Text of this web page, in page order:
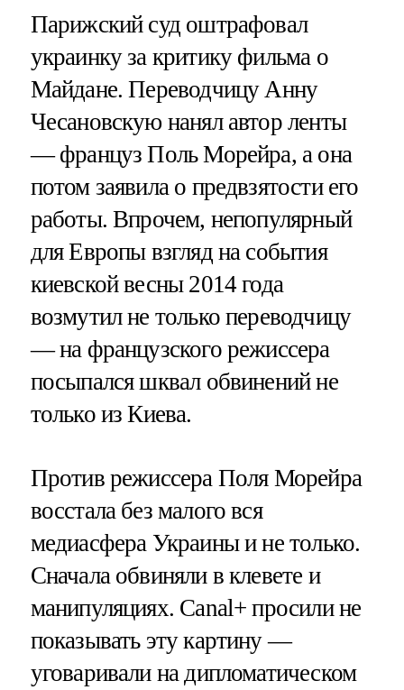
Парижский суд оштрафовал
украинку за критику фильма о
Майдане. Переводчицу Анну
Чесановскую нанял автор ленты
— француз Поль Морейра, а она
потом заявила о предвзятости его
работы. Впрочем, непопулярный
для Европы взгляд на события
киевской весны 2014 года
возмутил не только переводчицу
— на французского режиссера
посыпался шквал обвинений не
только из Киева.
Против режиссера Поля Морейра
восстала без малого вся
медиасфера Украины и не только.
Сначала обвиняли в клевете и
манипуляциях. Canal+ просили не
показывать эту картину —
уговаривали на дипломатическом